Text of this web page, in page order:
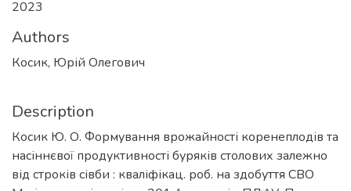
2023
Authors
Косик, Юрій Олегович
Description
Косик Ю. О. Формування врожайності коренеплодів та
насіннєвої продуктивності буряків столових залежно
від строків сівби : кваліфікац. роб. на здобуття СВО